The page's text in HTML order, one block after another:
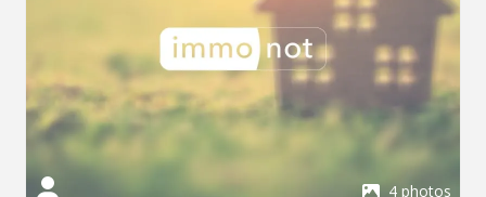
4 photos